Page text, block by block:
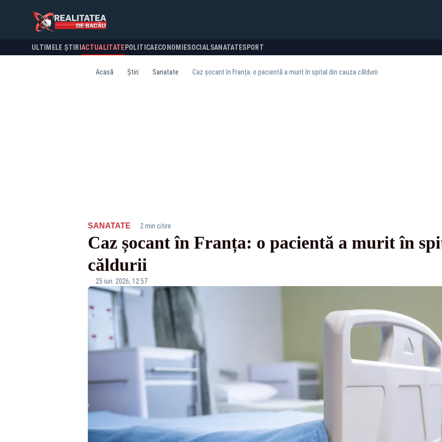
ULTIMELE ȘTIRI ACTUALITATE POLITICA ECONOMIESOCIALSANATATESPORT
Acasă Știri Sanatate Caz șocant în Franța: o pacientă a murit în spital din cauza căldurii
SANATATE· 2 min citire
Caz șocant în Franța: o pacientă a murit în
căldurii
25 iun. 2026, 12:57